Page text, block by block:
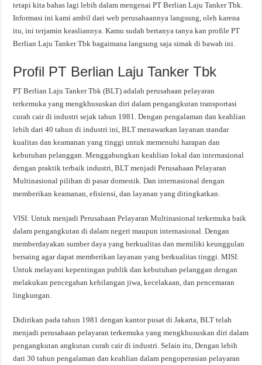
tetapi kita bahas lagi lebih dalam mengenai PT Berlian Laju Tanker Tbk.
Informasi ini kami ambil dari web perusahaannya langsung, oleh karena
itu, ini terjamin keasliannya. Kamu sudah bertanya tanya kan profile PT
Berlian Laju Tanker Tbk bagaimana langsung saja simak di bawah ini.
Profil PT Berlian Laju Tanker Tbk
PT Berlian Laju Tanker Tbk (BLT) adalah perusahaan pelayaran
terkemuka yang mengkhususkan diri dalam pengangkutan transportasi
curah cair di industri sejak tahun 1981. Dengan pengalaman dan keahlian
lebih dari 40 tahun di industri ini, BLT menawarkan layanan standar
kualitas dan keamanan yang tinggi untuk memenuhi harapan dan
kebutuhan pelanggan. Menggabungkan keahlian lokal dan internasional
dengan praktik terbaik industri, BLT menjadi Perusahaan Pelayaran
Multinasional pilihan di pasar domestik. Dan internasional dengan
memberikan keamanan, efisiensi, dan layanan yang ditingkatkan.
VISI: Untuk menjadi Perusahaan Pelayaran Multinasional terkemuka baik
dalam pengangkutan di dalam negeri maupun internasional. Dengan
memberdayakan sumber daya yang berkualitas dan memiliki keunggulan
bersaing agar dapat memberikan layanan yang berkualitas tinggi. MISI:
Untuk melayani kepentingan publik dan kebutuhan pelanggan dengan
melakukan pencegahan kehilangan jiwa, kecelakaan, dan pencemaran
lingkungan.​
Didirikan pada tahun 1981 dengan kantor pusat di Jakarta, BLT telah
menjadi perusahaan pelayaran terkemuka yang mengkhususkan diri dalam
pengangkutan angkutan curah cair di industri. Selain itu, Dengan lebih
dari 30 tahun pengalaman dan keahlian dalam pengoperasian pelayaran